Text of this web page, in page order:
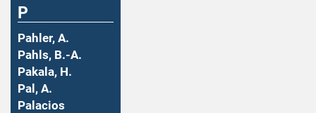
P
Pahler, A.
Pahls, B.-A.
Pakala, H.
Pal, A.
Palacios